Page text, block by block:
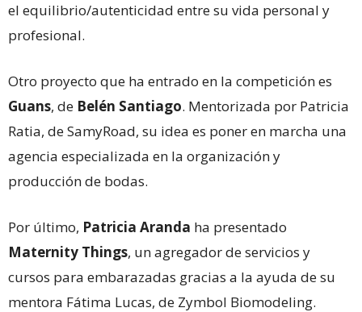
el equilibrio/autenticidad entre su vida personal y
profesional.
Otro proyecto que ha entrado en la competición es
Guans, de Belén Santiago. Mentorizada por Patricia
Ratia, de SamyRoad, su idea es poner en marcha una
agencia especializada en la organización y
producción de bodas.
Por último, Patricia Aranda ha presentado
Maternity Things, un agregador de servicios y
cursos para embarazadas gracias a la ayuda de su
mentora Fátima Lucas, de Zymbol Biomodeling.